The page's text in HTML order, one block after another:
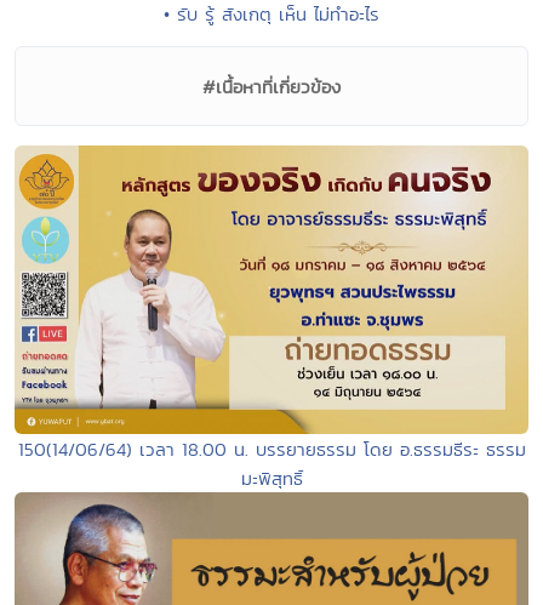
• รับ รู้ สังเกตุ เห็น ไม่ทำอะไร
#เนื้อหาที่เกี่ยวข้อง
150(14/06/64) เวลา 18.00 น. บรรยายธรรม โดย อ.ธรรมธีระ ธรรม
มะพิสุทธิ์